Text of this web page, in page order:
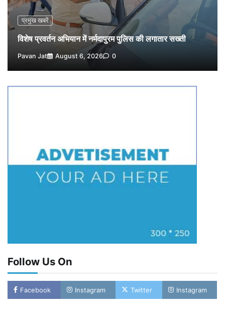
4
पर्सनल लोन, क्रेडिट कार्ड और क्यूआर कोड के नाम पर लाखों की
साइबर ठगी, फर्जी सिम बेचने वाला आरोपी गिरफ्तार
Pavan Jat August 5, 2026
विशेष प्रवर्तन अभियान में नर्मदापुरम पुलिस की सख्त कार्रवाई
Pavan Jat August 5, 2026
प्रमुख खबरें
विशेष प्रवर्तन अभियान में नर्मदापुरम पुलिस की लगातार सख्ती
Pavan Jat August 6, 2026 0
Follow Us On
Facebook Instagram Twitter Instagram